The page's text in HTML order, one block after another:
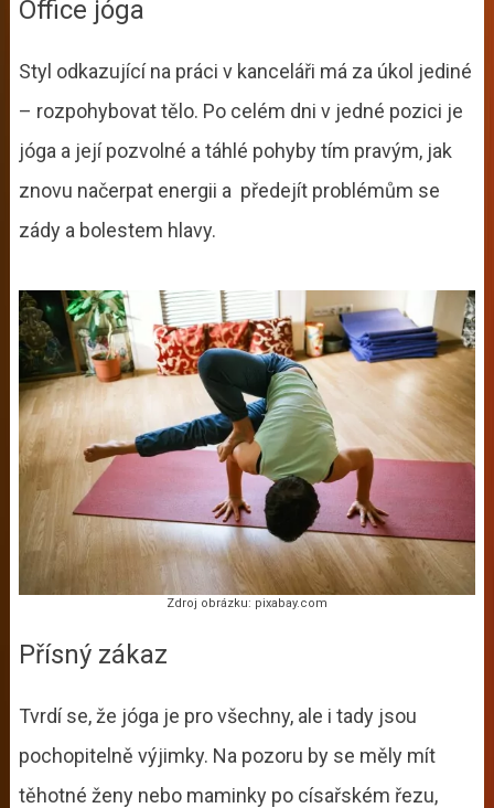
Office jóga
Styl odkazující na práci v kanceláři má za úkol jediné
– rozpohybovat tělo. Po celém dni v jedné pozici je
jóga a její pozvolné a táhlé pohyby tím pravým, jak
znovu načerpat energii a předejít problémům se
zády a bolestem hlavy.
Zdroj obrázku: pixabay.com
Přísný zákaz
Tvrdí se, že jóga je pro všechny, ale i tady jsou
pochopitelně výjimky. Na pozoru by se měly mít
těhotné ženy nebo maminky po císařském řezu,